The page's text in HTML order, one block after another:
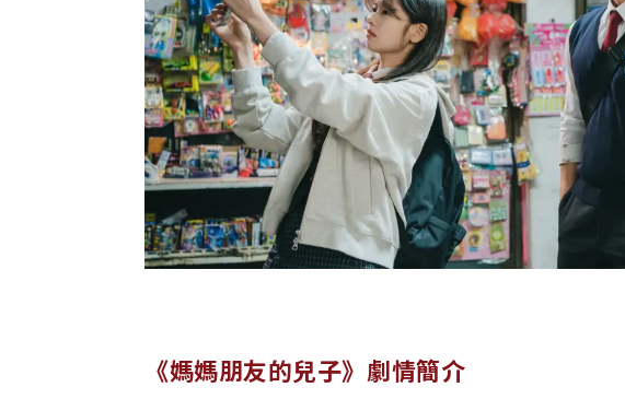
《媽媽朋友的兒子》劇情簡介